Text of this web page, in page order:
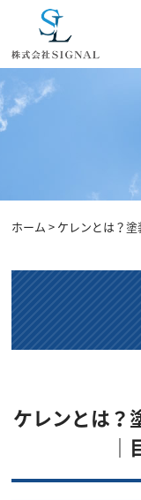
ホーム > ケレンとは？
ケレンとは？